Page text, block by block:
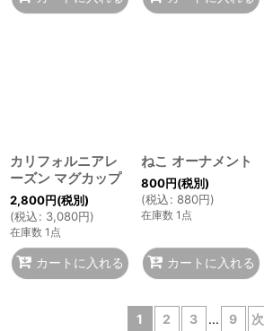
カリフォルニアレ
ーズン マグカップ
2,800円(税別)
(税込: 3,080円)
在庫数 1点
カートに入れる
ねこ オーナメント
800円(税別)
(税込: 880円)
在庫数 1点
カートに入れる
1 2 3 ... 9 次